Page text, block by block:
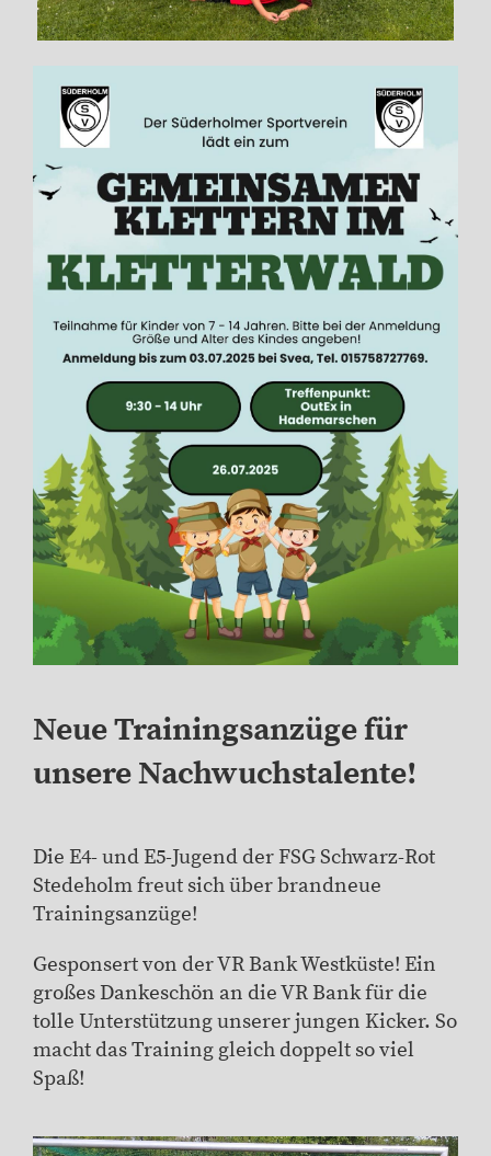
Neue Trainingsanzüge für
unsere Nachwuchstalente!
Die E4- und E5-Jugend der FSG Schwarz-Rot
Stedeholm freut sich über brandneue
Trainingsanzüge!
Gesponsert von der VR Bank Westküste! Ein
großes Dankeschön an die VR Bank für die
tolle Unterstützung unserer jungen Kicker. So
macht das Training gleich doppelt so viel
Spaß!